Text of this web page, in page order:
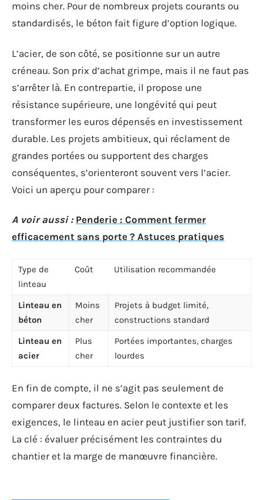
moins cher. Pour de nombreux projets courants ou
standardisés, le béton fait figure d’option logique.
L’acier, de son côté, se positionne sur un autre
créneau. Son prix d’achat grimpe, mais il ne faut pas
s’arrêter là. En contrepartie, il propose une
résistance supérieure, une longévité qui peut
transformer les euros dépensés en investissement
durable. Les projets ambitieux, qui réclament de
grandes portées ou supportent des charges
conséquentes, s’orienteront souvent vers l’acier.
Voici un aperçu pour comparer :
A voir aussi : Penderie : Comment fermer
efficacement sans porte ? Astuces pratiques
Type de
linteau
Coût Utilisation recommandée
Linteau en
béton
Moins
cher
Projets à budget limité,
constructions standard
Linteau en
acier
Plus
cher
Portées importantes, charges
lourdes
En fin de compte, il ne s’agit pas seulement de
comparer deux factures. Selon le contexte et les
exigences, le linteau en acier peut justifier son tarif.
La clé : évaluer précisément les contraintes du
chantier et la marge de manœuvre financière.